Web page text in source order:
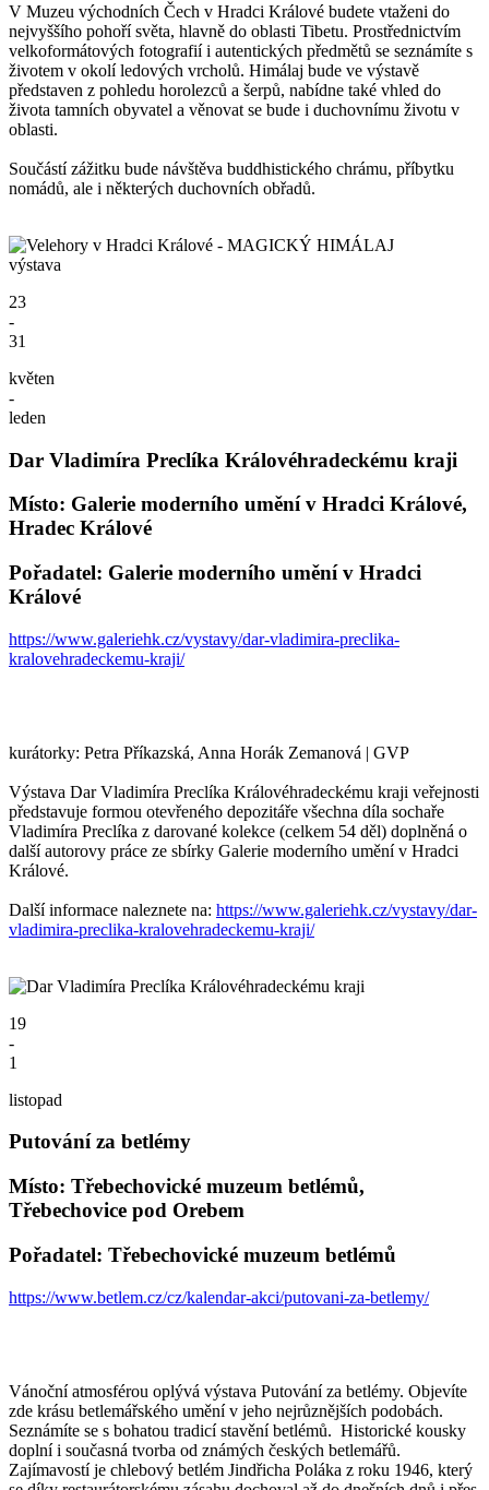
V Muzeu východních Čech v Hradci Králové budete vtaženi do
nejvyššího pohoří světa, hlavně do oblasti Tibetu. Prostřednictvím
velkoformátových fotografií i autentických předmětů se seznámíte s
životem v okolí ledových vrcholů. Himálaj bude ve výstavě
představen z pohledu horolezců a šerpů, nabídne také vhled do
života tamních obyvatel a věnovat se bude i duchovnímu životu v
oblasti.
Součástí zážitku bude návštěva buddhistického chrámu, příbytku
nomádů, ale i některých duchovních obřadů.
výstava
23
-
31
květen
-
leden
Dar Vladimíra Preclíka Královéhradeckému kraji
Místo: Galerie moderního umění v Hradci Králové,
Hradec Králové
Pořadatel: Galerie moderního umění v Hradci
Králové
https://www.galeriehk.cz/vystavy/dar-vladimira-preclika-
kralovehradeckemu-kraji/
kurátorky: Petra Příkazská, Anna Horák Zemanová | GVP
Výstava Dar Vladimíra Preclíka Královéhradeckému kraji veřejnosti
představuje formou otevřeného depozitáře všechna díla sochaře
Vladimíra Preclíka z darované kolekce (celkem 54 děl) doplněná o
další autorovy práce ze sbírky Galerie moderního umění v Hradci
Králové.
Další informace naleznete na: https://www.galeriehk.cz/vystavy/dar-
vladimira-preclika-kralovehradeckemu-kraji/
19
-
1
listopad
Putování za betlémy
Místo: Třebechovické muzeum betlémů,
Třebechovice pod Orebem
Pořadatel: Třebechovické muzeum betlémů
https://www.betlem.cz/cz/kalendar-akci/putovani-za-betlemy/
Vánoční atmosférou oplývá výstava Putování za betlémy. Objevíte
zde krásu betlemářského umění v jeho nejrůznějších podobách.
Seznámíte se s bohatou tradicí stavění betlémů. Historické kousky
doplní i současná tvorba od známých českých betlemářů.
Zajímavostí je chlebový betlém Jindřicha Poláka z roku 1946, který